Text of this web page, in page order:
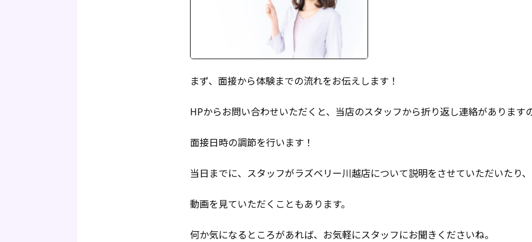
まず、面接から体験までの流れをお伝えします！
HPからお問い合わせいただくと、当店のスタッフから折り返し連絡があります
面接日時の調節を行います！
当日までに、スタッフがラズベリー川越店について説明をさせていただいたり、
動画を見ていただくこともあります。
何か気になるところがあれば、お気軽にスタッフにお聞きくださいね。